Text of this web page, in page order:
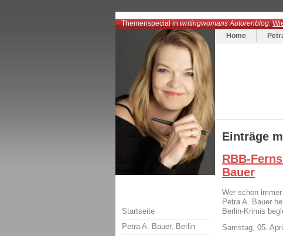
Themenspecial inwritingwomans Autorenblog:
Home
Einträge
RBB-
Bauer
Wer schon
Petra A. Bauer
Berlin-Krimis
Samstag, 05.
Startseite
Petra A. Bauer, Berlin